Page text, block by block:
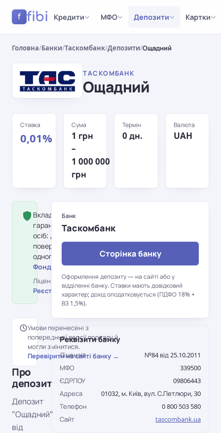
f fibi Кредити МФО Депозити Картки
Головна/Банки/Таскомбанк/Депозити/Ощадний
ТАСКОМБАНК
Ощадний
Ставка
0,01%
Сума
1 грн
–
1 000 000
грн
Термін
0 дн.
Валюта
UAH
Вклад застрахований Фондом
гарантування вкладів фізичних
осіб: держава гарантує
повернення до 600 000 грн на
одного вкладника в банку.
Фонд гарантування вкладів →
Ліцензія НБУ №84 від 25.10.2011 ·
Реєстр НБУ →
Умови перенесені з
попередньої версії порталу й
могли змінитися.
Перевірити на сайті банку →
Про
депозит
Депозит
"Ощадний"
від
Банк
Таскомбанк
Сторінка банку
Оформлення депозиту — на сайті або у
відділенні банку. Ставки мають довідковий
характер; дохід оподатковується (ПДФО 18% +
ВЗ 1,5%).
Реквізити банку
Ліцензія
№84 від 25.10.2011
МФО
339500
ЄДРПОУ
09806443
Адреса
01032, м. Київ, вул. С.Петлюри, 30
Телефон
0 800 503 580
Сайт
tascombank.ua